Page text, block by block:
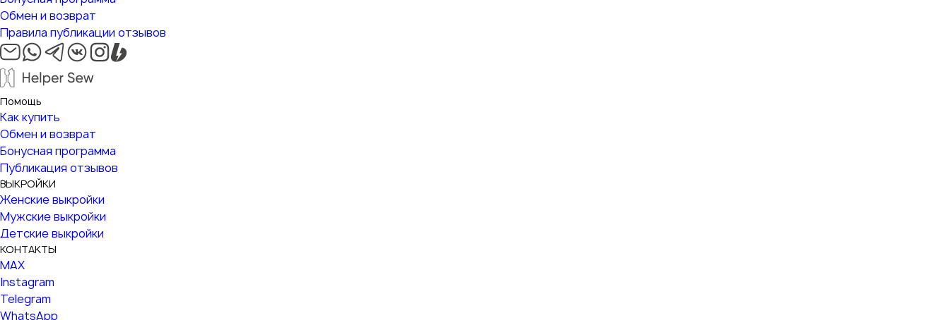
Обмен и возврат
Правила публикации отзывов
Помощь
Как купить
Обмен и возврат
Бонусная программа
Публикация отзывов
ВЫКРОЙКИ
Женские выкройки
Мужские выкройки
Детские выкройки
КОНТАКТЫ
MAX
Instagram
Telegram
WhatsApp